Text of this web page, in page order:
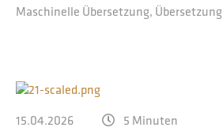
Maschinelle Übersetzung Übersetzung
15.04.2026 5 Minuten